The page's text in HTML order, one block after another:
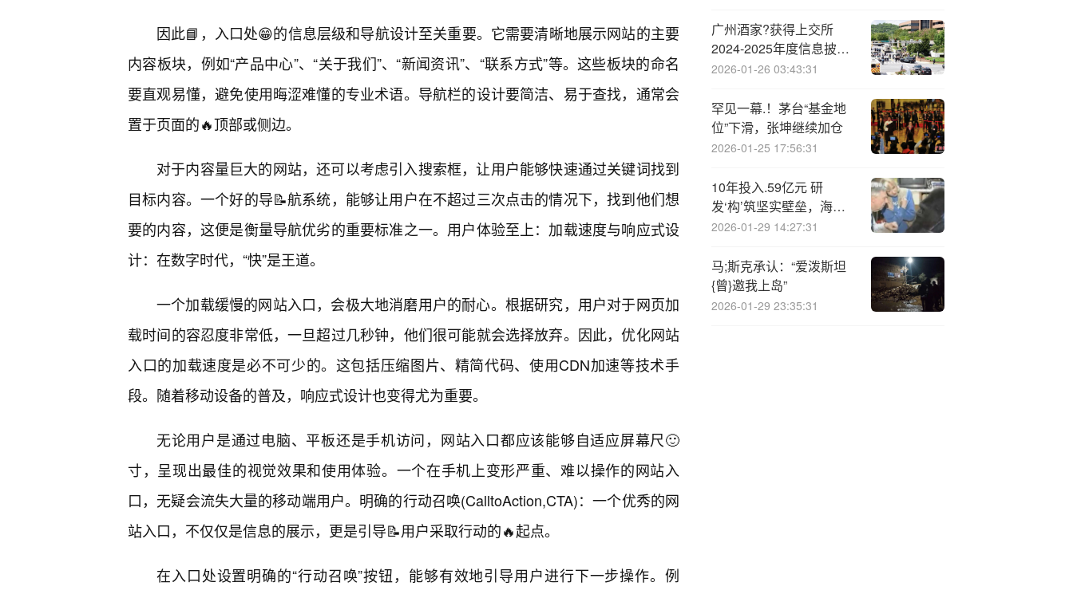
因此📘，入口处😁的信息层级和导航设计至关重要。它需要清晰地展示网站的主要
内容板块，例如“产品中心”、“关于我们”、“新闻资讯”、“联系方式”等。这些板块的命名
要直观易懂，避免使用晦涩难懂的专业术语。导航栏的设计要简洁、易于查找，通常会
置于页面的🔥顶部或侧边。
对于内容量巨大的网站，还可以考虑引入搜索框，让用户能够快速通过关键词找到
目标内容。一个好的导📝航系统，能够让用户在不超过三次点击的情况下，找到他们想
要的内容，这便是衡量导航优劣的重要标准之一。用户体验至上：加载速度与响应式设
计：在数字时代，“快”是王道。
一个加载缓慢的网站入口，会极大地消磨用户的耐心。根据研究，用户对于网页加
载时间的容忍度非常低，一旦超过几秒钟，他们很可能就会选择放弃。因此，优化网站
入口的加载速度是必不可少的。这包括压缩图片、精简代码、使用CDN加速等技术手
段。随着移动设备的普及，响应式设计也变得尤为重要。
无论用户是通过电脑、平板还是手机访问，网站入口都应该能够自适应屏幕尺🙂
寸，呈现出最佳的视觉效果和使用体验。一个在手机上变形严重、难以操作的网站入
口，无疑会流失大量的移动端用户。明确的行动召唤(CalltoAction,CTA)：一个优秀的网
站入口，不仅仅是信息的展示，更是引导📝用户采取行动的🔥起点。
在入口处设置明确的“行动召唤”按钮，能够有效地引导用户进行下一步操作。例
广州酒家?获得上交所
2024-2025年度信息披露
A级评价
2026-01-26 03:43:31
罕见一幕.！茅台“基金地
位”下滑，张坤继续加仓
2026-01-25 17:56:31
10年投入.59亿元 研
发‘构’筑坚实壁垒，海天
味业上半年业绩领跑行业
2026-01-29 14:27:31
马;斯克承认：“爱泼斯坦
{曾}邀我上岛”
2026-01-29 23:35:31